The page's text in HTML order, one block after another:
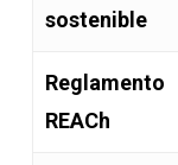
sostenible
Reglamento
REACh